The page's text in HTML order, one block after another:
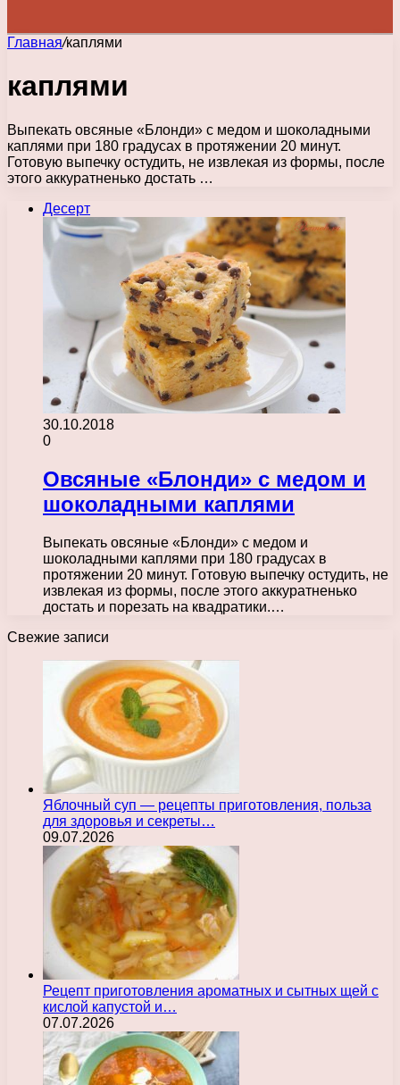
Главная/каплями
каплями
Выпекать овсяные «Блонди» с медом и шоколадными
каплями при 180 градусах в протяжении 20 минут.
Готовую выпечку остудить, не извлекая из формы, после
этого аккуратненько достать …
Десерт
30.10.2018
0
Овсяные «Блонди» с медом и
шоколадными каплями
Выпекать овсяные «Блонди» с медом и
шоколадными каплями при 180 градусах в
протяжении 20 минут. Готовую выпечку остудить, не
извлекая из формы, после этого аккуратненько
достать и порезать на квадратики.…
Свежие записи
Яблочный суп — рецепты приготовления, польза
для здоровья и секреты…
09.07.2026
Рецепт приготовления ароматных и сытных щей с
кислой капустой и…
07.07.2026